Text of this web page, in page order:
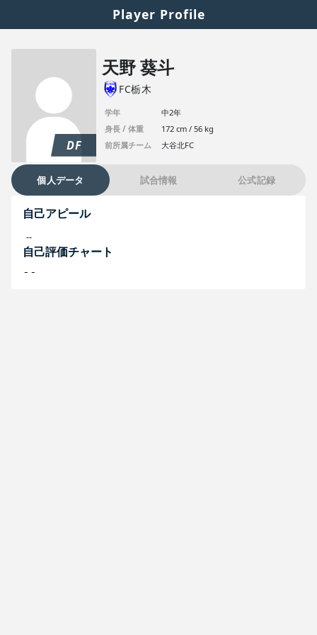
Player Profile
DF
天野 葵斗
FC栃木
学年
中2年
身長 / 体重
172 cm / 56 kg
前所属チーム
大谷北FC
個人データ 試合情報 公式記録
自己アピール
--
自己評価チャート
--